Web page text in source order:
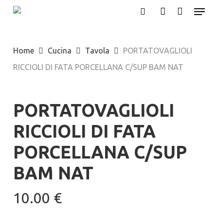
Skip
content
Menu
Home Cucina Tavola
PORTATOVAGLIOLI
RICCIOLI DI FATA PORCELLANA C/SUP BAM NAT
PORTATOVAGLIOLI
RICCIOLI DI FATA
PORCELLANA C/SUP
BAM NAT
10.00 €